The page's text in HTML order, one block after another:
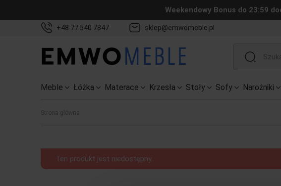
Weekendowy Bonus do 23:59
+48 77 540 7847 sklep@emwomeble.pl
Meble Łóżka Materace Krzesła Stoły Sofy Narożniki
Strona główna
Ten produkt jest niedostępny.